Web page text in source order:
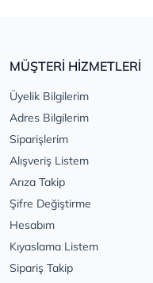
MÜŞTERİ HİZMETLERİ
Üyelik Bilgilerim
Adres Bilgilerim
Siparişlerim
Alışveriş Listem
Arıza Takip
Şifre Değiştirme
Hesabım
Kıyaslama Listem
Sipariş Takip